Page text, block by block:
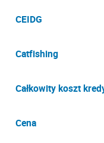
CEIDG
Catfishing
Całkowity koszt
Cena